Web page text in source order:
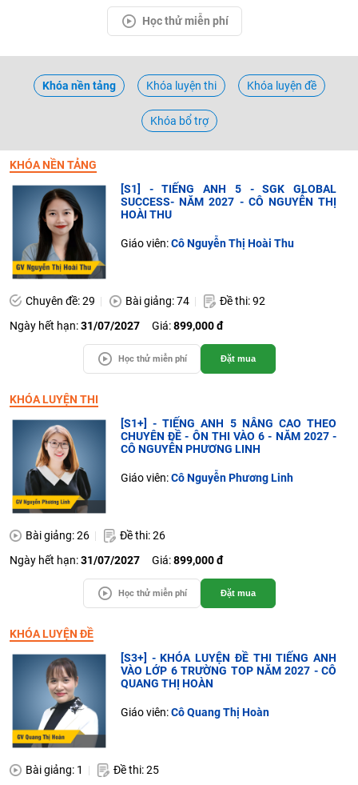
Học thử miễn phí
Khóa nền tảng Khóa luyện thi Khóa luyện đề
Khóa bổ trợ
KHÓA NỀN TẢNG
[S1] - TIẾNG ANH 5 - SGK GLOBAL
SUCCESS- NĂM 2027 - CÔ NGUYỄN THỊ
HOÀI THU
Giáo viên:Cô Nguyễn Thị Hoài Thu
Chuyên đề: 29 Bài giảng: 74
Đề thi: 92
Ngày hết hạn:31/07/2027 Giá:899,000 đ
Học thử miễn phí Đặt mua
KHÓA LUYỆN THI
[S1+] - TIẾNG ANH 5 NÂNG CAO THEO
CHUYÊN ĐỀ - ÔN THI VÀO 6 - NĂM 2027 -
CÔ NGUYỄN PHƯƠNG LINH
Giáo viên:Cô Nguyễn Phương Linh
Bài giảng: 26
Đề thi: 26
Ngày hết hạn:31/07/2027 Giá:899,000 đ
Học thử miễn phí Đặt mua
KHÓA LUYỆN ĐỀ
[S3+] - KHÓA LUYỆN ĐỀ THI TIẾNG ANH
VÀO LỚP 6 TRƯỜNG TOP NĂM 2027 - CÔ
QUANG THỊ HOÀN
Giáo viên:Cô Quang Thị Hoàn
Bài giảng: 1
Đề thi: 25